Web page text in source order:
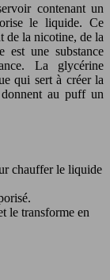
contenant un
le liquide. Ce
de la nicotine, de la
est une substance
La glycérine
qui sert à créer la
au puff un
chauffer le liquide
le transforme en